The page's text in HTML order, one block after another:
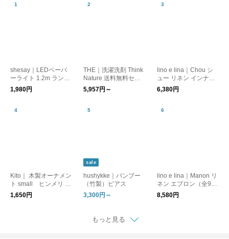
shesay｜LEDペーパ
ーライト 1.2m ランタ
ン
1,980円
THE｜洗濯洗剤 Think
Nature 送料無料セッ
ト
5,957円～
lino e lina｜Chou シ
ュー リネン インナー
バッグ
6,380円
Kito｜ 木製オーナメン
ト small ヒンメリ モ
ビール
1,650円
sale
hushykke｜バンブー
（竹製）ピアス
3,300円～
lino e lina｜Manon リ
ネン エプロン（全9
色）
8,580円
もっと見る